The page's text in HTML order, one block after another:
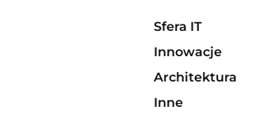
Sfera IT
Innowacje
Architektura
Inne